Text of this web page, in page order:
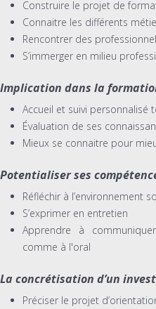
Construire le projet de
Connaitre les différents
Rencontrer des
S’immerger en milieu
Implication dans la
Accueil et suivi personnalisé
Évaluation de ses
Mieux se connaitre pour
Potentialiser ses
Réfléchir à l’environnement
S’exprimer en entretien
Apprendre à
comme à l'oral
La concrétisation d’un
Préciser le projet